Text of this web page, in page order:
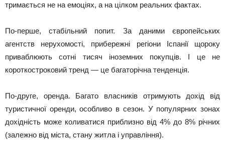
тримається не на емоціях, а на цілком реальних фактах.
По-перше, стабільний попит. За даними європейських
агентств нерухомості, прибережні регіони Іспанії щороку
приваблюють сотні тисяч іноземних покупців. І це не
короткостроковий тренд — це багаторічна тенденція.
По-друге, оренда. Багато власників отримують дохід від
туристичної оренди, особливо в сезон. У популярних зонах
дохідність може коливатися приблизно від 4% до 8% річних
(залежно від міста, стану житла і управління).